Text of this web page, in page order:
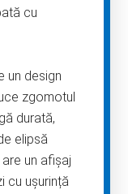
cu
un design
zgomotul
durată,
elipsă
un afișaj
cu ușurință